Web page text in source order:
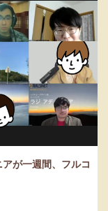
が一週間、フルコ